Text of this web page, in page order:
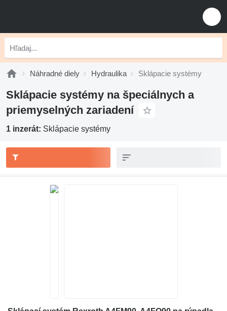
Náhradné diely Hydraulika Sklápacie systémy
Sklápacie systémy na špeciálnych a
priemyselných zariadení
1 inzerát: Sklápacie systémy